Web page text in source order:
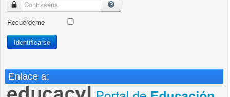
Contraseña
Recuérdeme
Identificarse
Enlace a: